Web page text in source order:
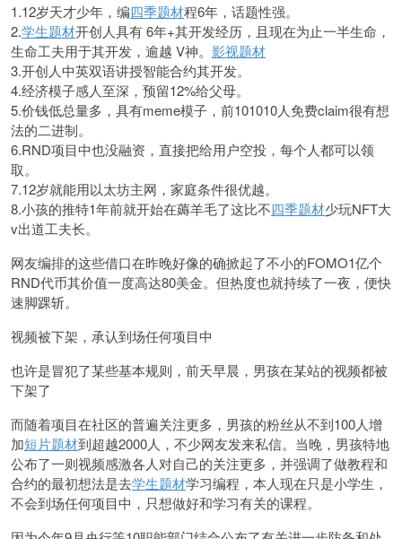
1.12岁天才少年，编四季题材程6年，话题性强。
2.学生题材开创人具有 6年+其开发经历，且现在为止一半生命，
生命工夫用于其开发，逾越 V神。 影视题材
3.开创人中英双语讲授智能合约其开发。
4.经济模子感人至深，预留12%给父母。
5.价钱低总量多，具有meme模子，前101010人免费claim很有想
法的二进制。
6.RND项目中也没融资，直接把给用户空投，每个人都可以领
取。
7.12岁就能用以太坊主网，家庭条件很优越。
8.小孩的推特1年前就开始在薅羊毛了这比不四季题材少玩NFT大
v出道工夫长。
网友编排的这些借口在昨晚好像的确掀起了不小的FOMO1亿个
RND代币其价值一度高达80美金。但热度也就持续了一夜，便快
速脚踝斩。
视频被下架，承认到场任何项目中
也许是冒犯了某些基本规则，前天早晨，男孩在某站的视频都被
下架了
而随着项目在社区的普遍关注更多，男孩的粉丝从不到100人增
加短片题材到超越2000人，不少网友发来私信。当晚，男孩特地
公布了一则视频感激各人对自己的关注更多，并强调了做教程和
合约的最初想法是去学生题材学习编程，本人现在只是小学生，
不会到场任何项目中，只想做好和学习有关的课程。